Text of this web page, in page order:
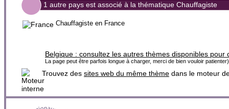
1 autre pays est associé à la thématique Chauffagiste
Chauffagiste en France
Belgique : consultez les autres thèmes disponibles pour
La page peut être parfois longue à charger, merci de bien vouloir patienter)
Trouvez des sites web du même thème dans le moteur